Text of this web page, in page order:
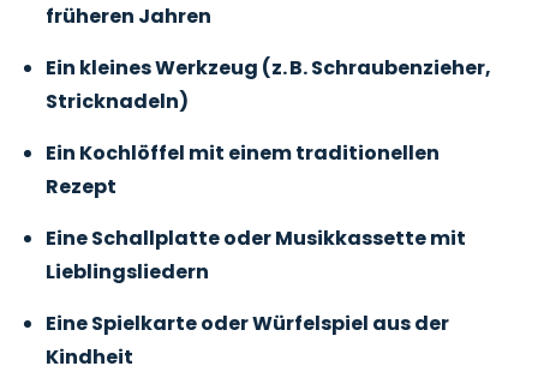
früheren Jahren
Ein kleines Werkzeug (z. B. Schraubenzieher,
Stricknadeln)
Ein Kochlöffel mit einem traditionellen
Rezept
Eine Schallplatte oder Musikkassette mit
Lieblingsliedern
Eine Spielkarte oder Würfelspiel aus der
Kindheit